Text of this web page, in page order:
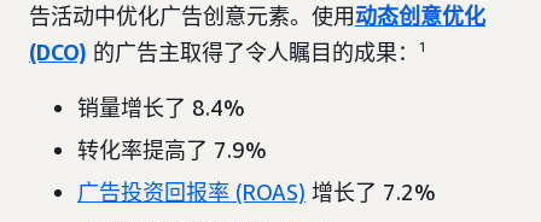
告活动中优化广告创意元素。使用动态创意优化
(DCO) 的广告主取得了令人瞩目的成果： 1
销量增长了 8.4%
转化率提高了 7.9%
广告投资回报率 (ROAS) 增长了 7.2%